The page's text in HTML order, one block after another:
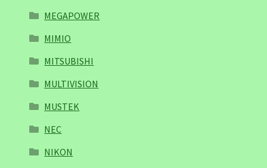
MEGAPOWER
MIMIO
MITSUBISHI
MULTIVISION
MUSTEK
NEC
NIKON